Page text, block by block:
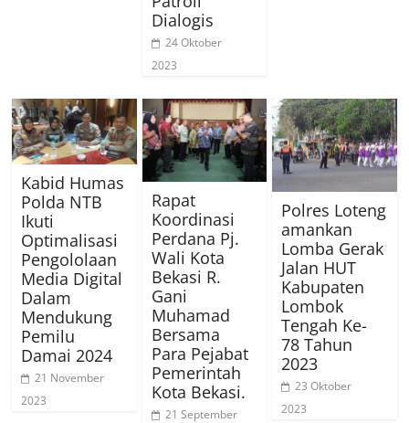
Dialogis
24 Oktober
2023
Kabid Humas
Polda NTB
Ikuti
Optimalisasi
Pengololaan
Media Digital
Dalam
Mendukung
Pemilu
Damai 2024
21 November
2023
Rapat
Koordinasi
Perdana Pj.
Wali Kota
Bekasi R.
Gani
Muhamad
Bersama
Para Pejabat
Pemerintah
Kota Bekasi.
21 September
Polres Loteng
amankan
Lomba Gerak
Jalan HUT
Kabupaten
Lombok
Tengah Ke-
78 Tahun
2023
23 Oktober
2023